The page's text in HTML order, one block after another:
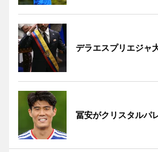
デラエスプリエジャ
冨安がクリスタルパ